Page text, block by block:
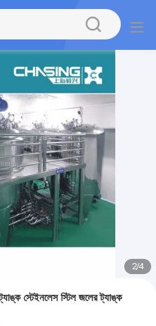
2/4
স্টেইনলেস স্টিল জলের ট্যাঙ্ক